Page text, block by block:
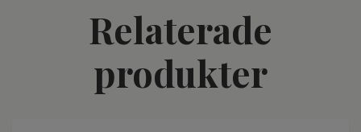
Relaterade
produkter